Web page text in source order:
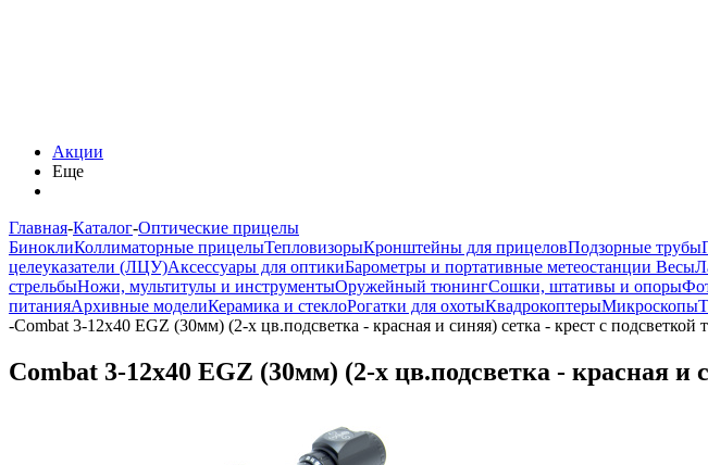
Акции
Еще
Главная-Каталог-Оптические прицелы
БиноклиКоллиматорные прицелыТепловизорыКронштейны для прицеловПодзорные трубы
целеуказатели (ЛЦУ)Аксессуары для оптикиБарометры и портативные метеостанции Весы
стрельбыНожи, мультитулы и инструментыОружейный тюнингСошки, штативы и опоры
питанияАрхивные моделиКерамика и стеклоРогатки для охотыКвадрокоптерыМикроскопы
-Combat 3-12x40 EGZ (30мм) (2-х цв.подсветка - красная и синяя) сетка - крест с подсветкой
Combat 3-12x40 EGZ (30мм) (2-х цв.подсветка - красная и